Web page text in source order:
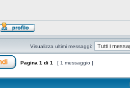
Visualizza ultimi messaggi:
Pagina 1 di 1 [ 1 messaggio ]